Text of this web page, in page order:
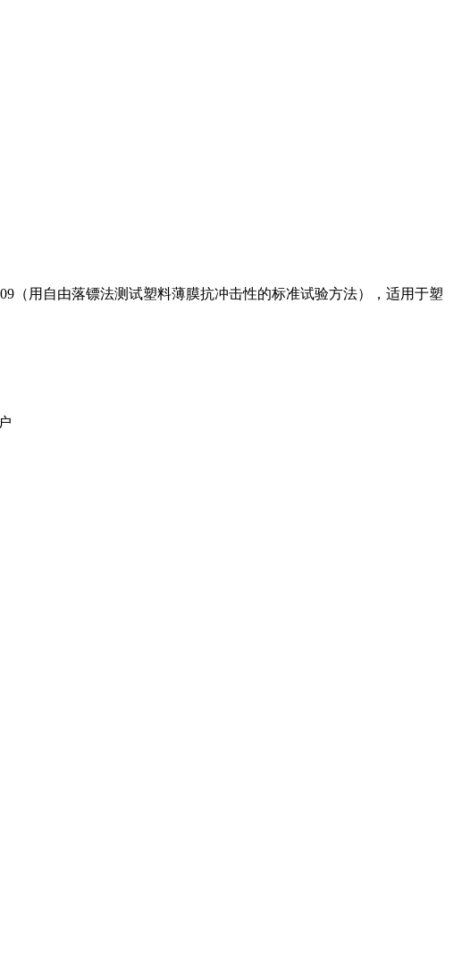
（用自由落镖法测试塑料薄膜抗冲击性的标准试验方法），适用于塑